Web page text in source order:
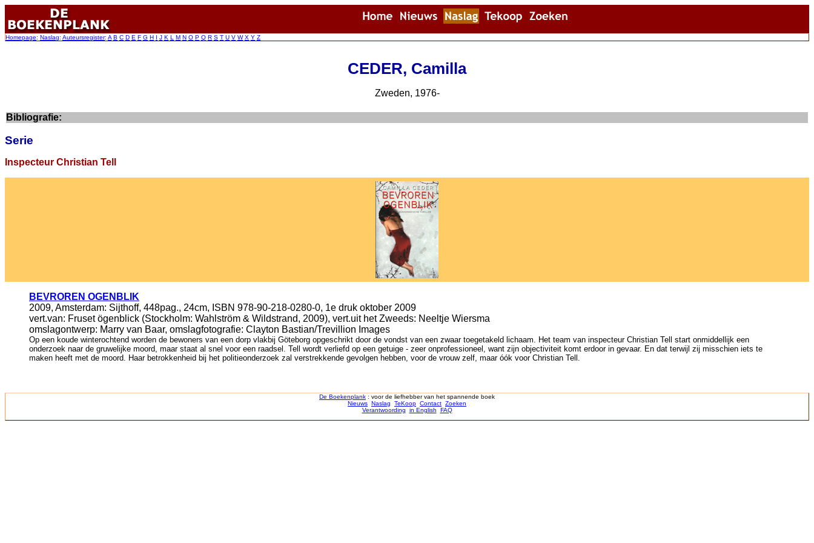
Homepage: Naslag: Auteursregister: A B C D E F G H I J K L M N O P Q R S T U V W X Y Z
CEDER, Camilla
Zweden, 1976-
Bibliografie:
Serie
Inspecteur Christian Tell
BEVROREN OGENBLIK
2009, Amsterdam: Sijthoff, 448pag., 24cm, ISBN 978-90-218-0280-0, 1e druk oktober 2009
vert.van: Fruset ögenblick (Stockholm: Wahlström & Wildstrand, 2009), vert.uit het Zweeds: Neeltje Wiersma
omslagontwerp: Marry van Baar, omslagfotografie: Clayton Bastian/Trevillion Images
Op een koude winterochtend worden de bewoners van een dorp vlakbij Göteborg opgeschrikt door de vondst van een zwaar toegetakeld lichaam. Het team van inspecteur Christian Tell start onmiddellijk een
onderzoek naar de gruwelijke moord, maar staat al snel voor een raadsel. Tell wordt verliefd op een getuige - zeer onprofessioneel, want zijn objectiviteit komt erdoor in gevaar. En dat terwijl zij misschien iets te
maken heeft met de moord. Haar betrokkenheid bij het politieonderzoek zal verstrekkende gevolgen hebben, voor de vrouw zelf, maar óók voor Christian Tell.
De Boekenplank : voor de liefhebber van het spannende boek
Nieuws Naslag TeKoop Contact Zoeken
Verantwoording
in English FAQ